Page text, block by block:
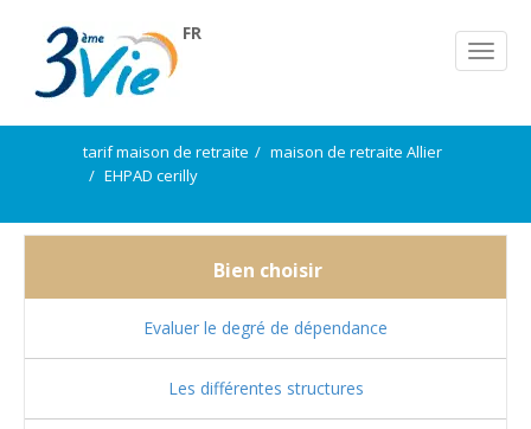
FR
tarif maison de retraite
maison de retraite Allier
EHPAD cerilly
Bien choisir
Evaluer le degré de dépendance
Les différentes structures